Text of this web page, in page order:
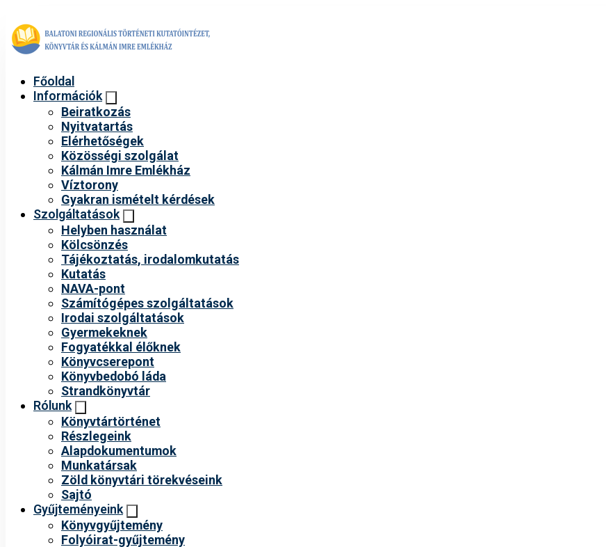
Főoldal
Információk
Beiratkozás
Nyitvatartás
Elérhetőségek
Közösségi szolgálat
Kálmán Imre Emlékház
Víztorony
Gyakran ismételt kérdések
Szolgáltatások
Helyben használat
Kölcsönzés
Tájékoztatás, irodalomkutatás
Kutatás
NAVA-pont
Számítógépes szolgáltatások
Irodai szolgáltatások
Gyermekeknek
Fogyatékkal élőknek
Könyvcserepont
Könyvbedobó láda
Strandkönyvtár
Rólunk
Könyvtártörténet
Részlegeink
Alapdokumentumok
Munkatársak
Zöld könyvtári törekvéseink
Sajtó
Gyűjteményeink
Könyvgyűjtemény
Folyóirat-gyűjtemény